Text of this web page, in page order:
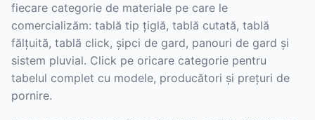
fiecare categorie de materiale pe care le
comercializăm: tablă tip țiglă, tablă cutată, tablă
fălțuită, tablă click, șipci de gard, panouri de gard și
sistem pluvial. Click pe oricare categorie pentru
tabelul complet cu modele, producători și prețuri de
pornire.